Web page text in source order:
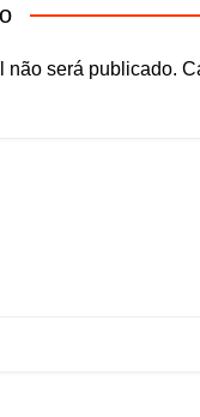
não será publicado.